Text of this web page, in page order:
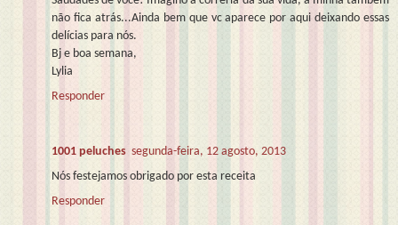
não fica atrás...Ainda bem que vc aparece por aqui deixando essas
delícias para nós.
Bj e boa semana,
Lylia
Responder
1001 peluches segunda-feira, 12 agosto, 2013
Nós festejamos obrigado por esta receita
Responder